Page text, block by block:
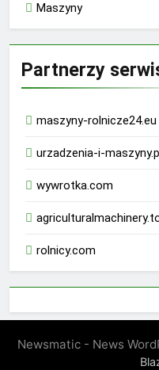
Maszyny
Partnerzy
maszyny-rolnicze24.eu
urzadzenia-i-
wywrotka.com
rolnicy.com
rhino 9000 male
drachen male
Newsmatic - News